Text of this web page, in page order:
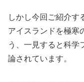
しかし今回ご紹介す
アイスランドを極寒
う、一見すると科学
論されています。